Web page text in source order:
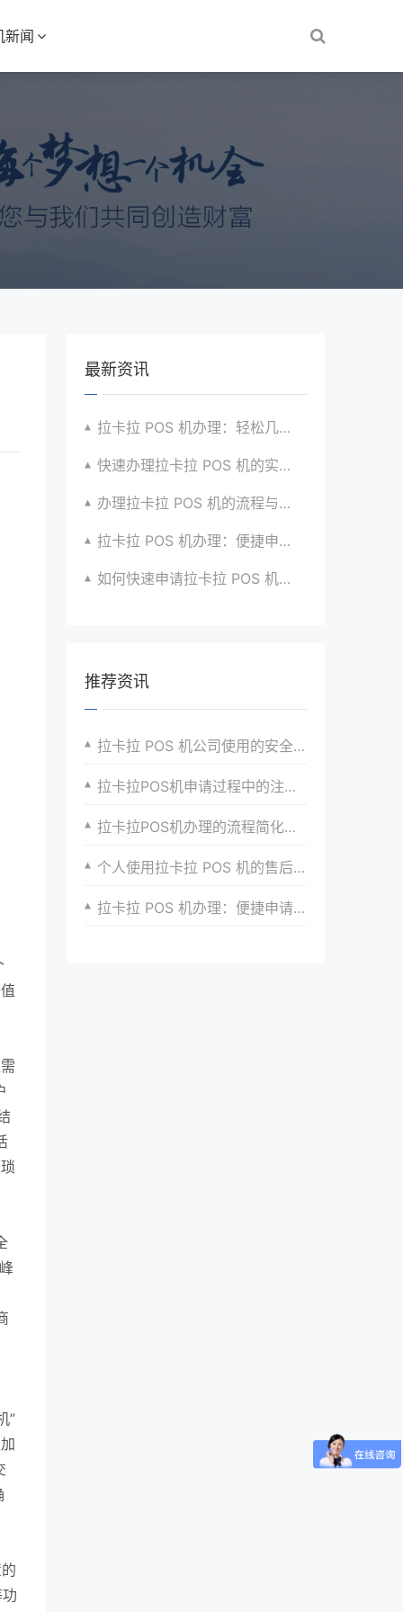
新闻
”
最新资讯
拉卡拉 POS 机办理：轻松几步，实现便捷收款啦
快速办理拉卡拉 POS 机的实用方法全知道
办理拉卡拉 POS 机的流程与技巧总结大公开
拉卡拉 POS 机办理：便捷申请，快速到账超安心
如何快速申请拉卡拉 POS 机？经验分享超有用
推荐资讯
拉卡拉 POS 机公司使用的安全性保障
拉卡拉POS机申请过程中的注意事项与避坑指南
拉卡拉POS机办理的流程简化对个人和公司的价值创造
个人使用拉卡拉 POS 机的售后服务体验
拉卡拉 POS 机办理：便捷申请，安全高效收款无忧啦